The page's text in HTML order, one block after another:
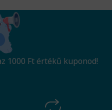
1000 Ft értékű kuponod!